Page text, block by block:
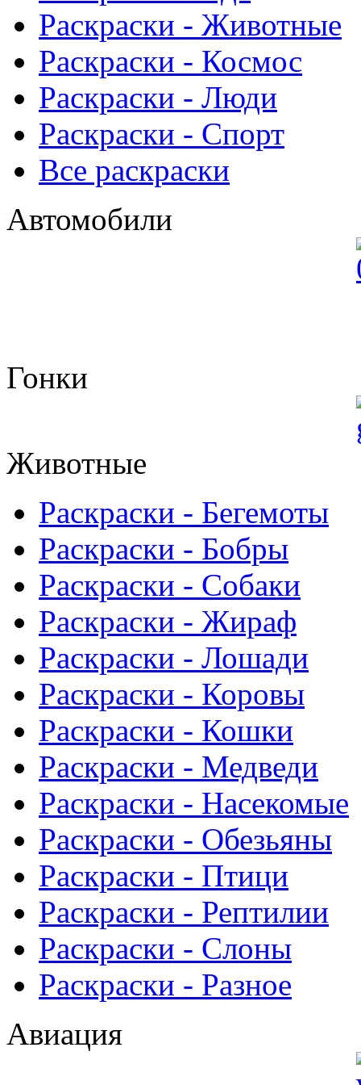
Раскраски - Животныe
Раскраски - Космос
Раскраски - Люди
Раскраски - Спорт
Все раскраски
Автомобили
Гонки
Животные
Раскраски - Бегемоты
Раскраски - Бобры
Раскраски - Собаки
Раскраски - Жираф
Раскраски - Лошади
Раскраски - Коровы
Раскраски - Кошки
Раскраски - Медведи
Раскраски - Насекомые
Раскраски - Обезьяны
Раскраски - Птици
Раскраски - Рептилии
Раскраски - Слоны
Раскраски - Разное
Авиация